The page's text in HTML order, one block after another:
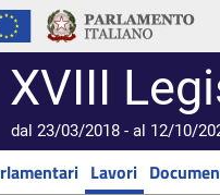
XVIII
dal 23/03/2018 - al 12/10/
Lavori